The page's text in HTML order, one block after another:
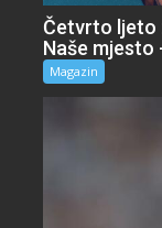
Četvrto ljeto
Naše mjesto
Magazin